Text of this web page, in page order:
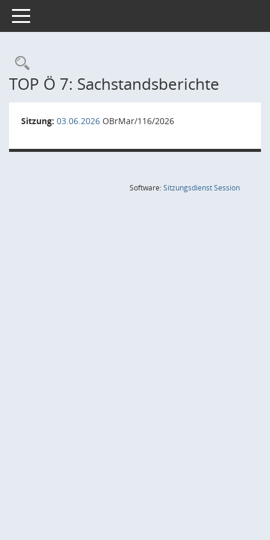
Toggle navigation
Rechercheauswahl
TOP Ö 7: Sachstandsberichte
Sitzung: 03.06.2026 OBrMar/116/2026
Software:SitzungsdienstSession(Wird in